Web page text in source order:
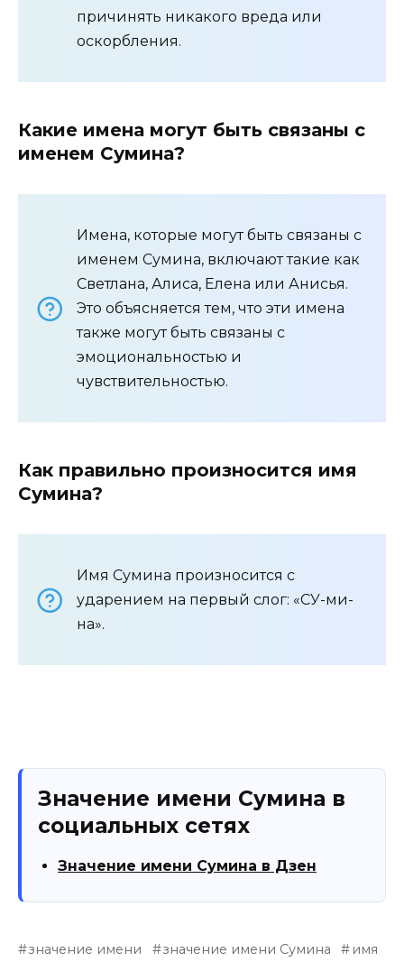
причинять никакого вреда или
оскорбления.
Какие имена могут быть связаны с
именем Сумина?
Имена, которые могут быть связаны с
именем Сумина, включают такие как
Светлана, Алиса, Елена или Анисья.
Это объясняется тем, что эти имена
также могут быть связаны с
эмоциональностью и
чувствительностью.
Как правильно произносится имя
Сумина?
Имя Сумина произносится с
ударением на первый слог: «СУ-ми-
на».
Значение имени Сумина в
социальных сетях
Значение имени Сумина в Дзен
значение имени значение имени Сумина
имя